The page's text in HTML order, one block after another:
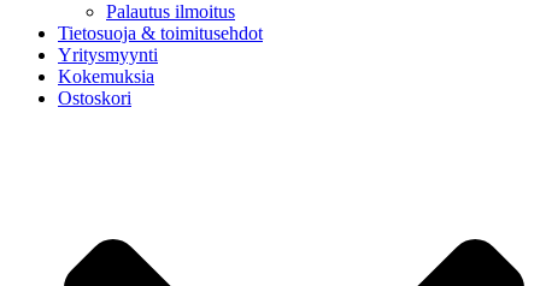
Palautus ilmoitus
Tietosuoja & toimitusehdot
Yritysmyynti
Kokemuksia
Ostoskori